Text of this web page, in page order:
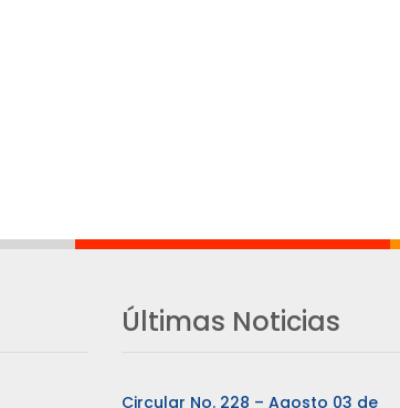
Últimas Noticias
Circular No. 228 – Agosto 03 de